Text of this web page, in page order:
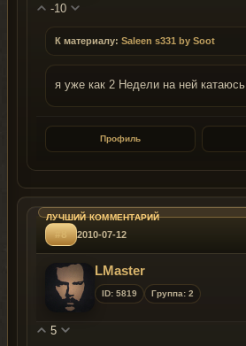
-10
К материалу: Saleen s331 by Soot
я уже как 2 Недели на ней катаюсь
Профиль
#8 2010-07-12
LMaster
ID: 5819 Группа: 2
5